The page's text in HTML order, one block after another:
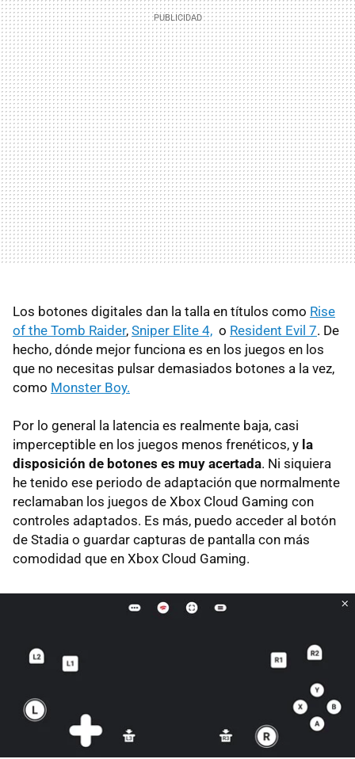
Los botones digitales dan la talla en títulos como Rise
of the Tomb Raider, Sniper Elite 4, o Resident Evil 7. De
hecho, dónde mejor funciona es en los juegos en los
que no necesitas pulsar demasiados botones a la vez,
como Monster Boy.
Por lo general la latencia es realmente baja, casi
imperceptible en los juegos menos frenéticos, y la
disposición de botones es muy acertada. Ni siquiera
he tenido ese periodo de adaptación que normalmente
reclamaban los juegos de Xbox Cloud Gaming con
controles adaptados. Es más, puedo acceder al botón
de Stadia o guardar capturas de pantalla con más
comodidad que en Xbox Cloud Gaming.